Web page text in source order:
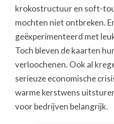
krokostructuur en soft-
mochten niet ontbreken.
geëxperimenteerd met
Toch bleven de kaarten
verloochenen. Ook al
serieuze economische
warme kerstwens
voor bedrijven belangrijk.